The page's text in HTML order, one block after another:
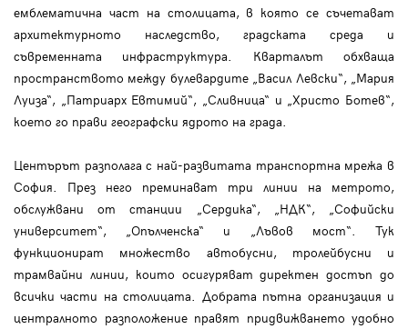
емблематична част на столицата, в която се съчетават
архитектурното наследство, градската среда и
съвременната инфраструктура. Кварталът обхваща
пространството между булевардите „Васил Левски“, „Мария
Луиза“, „Патриарх Евтимий“, „Сливница“ и „Христо Ботев“,
което го прави географски ядрото на града.
Центърът разполага с най-развитата транспортна мрежа в
София. През него преминават три линии на метрото,
обслужвани от станции „Сердика“, „НДК“, „Софийски
университет“, „Опълченска“ и „Лъвов мост“. Тук
функционират множество автобусни, тролейбусни и
трамвайни линии, които осигуряват директен достъп до
всички части на столицата. Добрата пътна организация и
централното разположение правят придвижването удобно